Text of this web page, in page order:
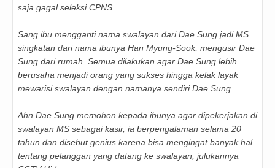
saja gagal seleksi CPNS.
Sang ibu mengganti nama swalayan dari Dae Sung jadi MS
singkatan dari nama ibunya Han Myung-Sook, mengusir Dae
Sung dari rumah. Semua dilakukan agar Dae Sung lebih
berusaha menjadi orang yang sukses hingga kelak layak
mewarisi swalayan dengan namanya sendiri Dae Sung.
Ahn Dae Sung memohon kepada ibunya agar dipekerjakan di
swalayan MS sebagai kasir, ia berpengalaman selama 20
tahun dan disebut genius karena bisa mengingat banyak hal
tentang pelanggan yang datang ke swalayan, julukannya